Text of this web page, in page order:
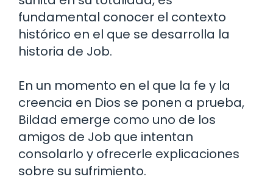
fundamental conocer el contexto
histórico en el que se desarrolla la
historia de Job.
En un momento en el que la fe y la
creencia en Dios se ponen a prueba,
Bildad emerge como uno de los
amigos de Job que intentan
consolarlo y ofrecerle explicaciones
sobre su sufrimiento.